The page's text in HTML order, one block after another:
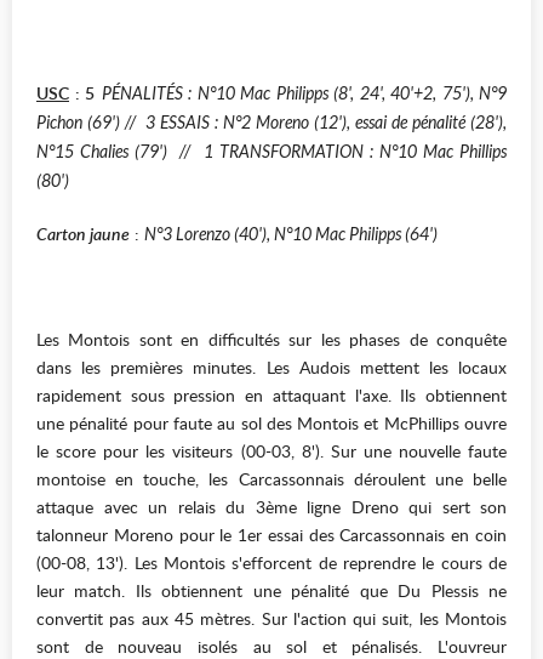
USC : 5 PÉNALITÉS : N°10 Mac Philipps (8', 24', 40'+2, 75'), N°9
Pichon (69') // 3 ESSAIS : N°2 Moreno (12'), essai de pénalité (28'),
N°15 Chalies (79') // 1 TRANSFORMATION : N°10 Mac Phillips
(80')
Carton jaune : N°3 Lorenzo (40'), N°10 Mac Philipps (64')
Les Montois sont en difficultés sur les phases de conquête
dans les premières minutes. Les Audois mettent les locaux
rapidement sous pression en attaquant l'axe. Ils obtiennent
une pénalité pour faute au sol des Montois et McPhillips ouvre
le score pour les visiteurs (00-03, 8'). Sur une nouvelle faute
montoise en touche, les Carcassonnais déroulent une belle
attaque avec un relais du 3ème ligne Dreno qui sert son
talonneur Moreno pour le 1er essai des Carcassonnais en coin
(00-08, 13'). Les Montois s'efforcent de reprendre le cours de
leur match. Ils obtiennent une pénalité que Du Plessis ne
convertit pas aux 45 mètres. Sur l'action qui suit, les Montois
sont de nouveau isolés au sol et pénalisés. L'ouvreur